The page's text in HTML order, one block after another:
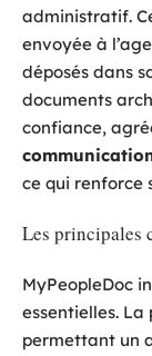
administratif.
envoyée à
déposés dans
documents
confiance,
ce qui renforce
Les principales
MyPeopleDoc
essentielles. La
permettant un